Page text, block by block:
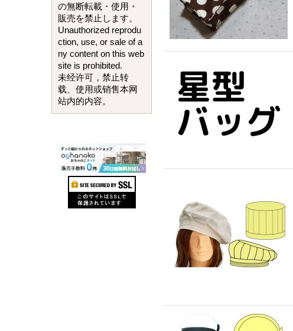
の無断転載・使用・
販売を禁止します。
Unauthorized reprodu
ction, use, or sale of a
ny content on this web
site is prohibited.
未经许可，禁止转
载、使用或销售本网
站内的内容。